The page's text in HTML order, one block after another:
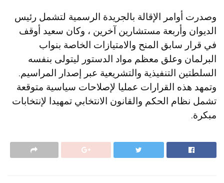
وصدرت أوامر الإقالة بالجريدة الرسمية لتشمل رئيس
الديوان وأربعة مستشارين آخرين ، وكان سعيد أوقف
في قرار سابق المنح والامتيازات الخاصة بنواب
البرلمان وعلق معظم مواد الدستور ليتولى بنفسه
السلطتين التنفيذية والتشريعية عبر إصدار المراسيم.
وتمهد هذه القرارات عمليا لإصلاحات سياسية متوقعة
تشمل نظام الحكم والقانون الانتخابي تمهيدا لإنتخابات
مبكرة.